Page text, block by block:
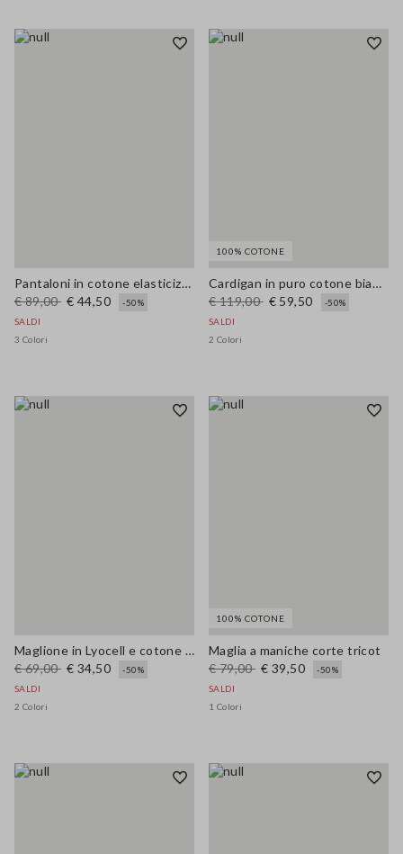
Pantaloni in cotone elasticizzato blu
€ 89,00 € 44,50
-50%
SALDI
3 Colori
100% COTONE
Cardigan in puro cotone bianco regular fit con bottoni
€ 119,00 € 59,50
-50%
SALDI
2 Colori
Maglione in Lyocell e cotone blu regular fit con scollo a V
€ 69,00 € 34,50
-50%
SALDI
2 Colori
100% COTONE
Maglia a maniche corte tricot
€ 79,00 € 39,50
-50%
SALDI
1 Colori